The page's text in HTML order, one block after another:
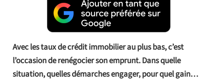
Avec les taux de crédit immobilier au plus bas, c’est
l’occasion de renégocier son emprunt. Dans quelle
situation, quelles démarches engager, pour quel gain…